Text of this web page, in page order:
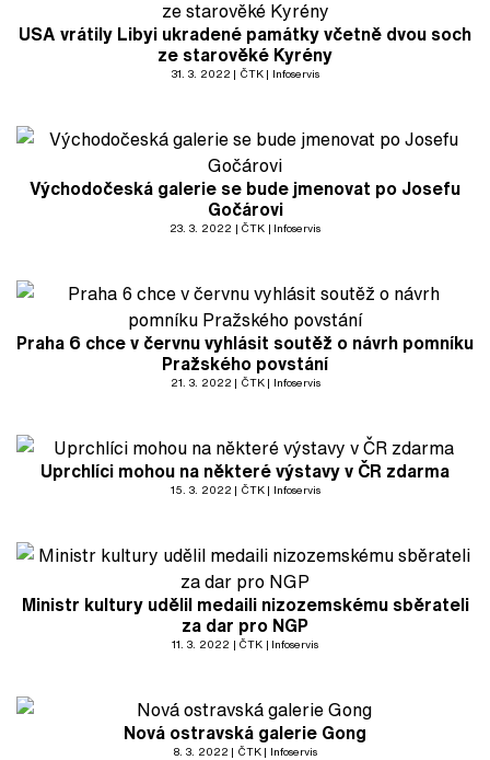
USA vrátily Libyi ukradené památky včetně dvou soch
ze starověké Kyrény
31. 3. 2022 ČTK Infoservis
Východočeská galerie se bude jmenovat po Josefu
Gočárovi
23. 3. 2022 ČTK Infoservis
Praha 6 chce v červnu vyhlásit soutěž o návrh pomníku
Pražského povstání
21. 3. 2022 ČTK Infoservis
Uprchlíci mohou na některé výstavy v ČR zdarma
15. 3. 2022 ČTK Infoservis
Ministr kultury udělil medaili nizozemskému sběrateli
za dar pro NGP
11. 3. 2022 ČTK Infoservis
Nová ostravská galerie Gong
8. 3. 2022 ČTK Infoservis